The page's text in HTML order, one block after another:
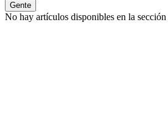
Gente
No hay artículos disponibles en la sección